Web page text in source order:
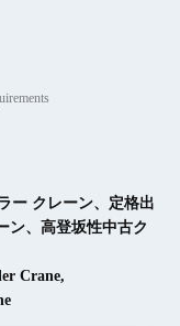
ー クレーン、定格出
ン、高登坂性中古ク
Crane,